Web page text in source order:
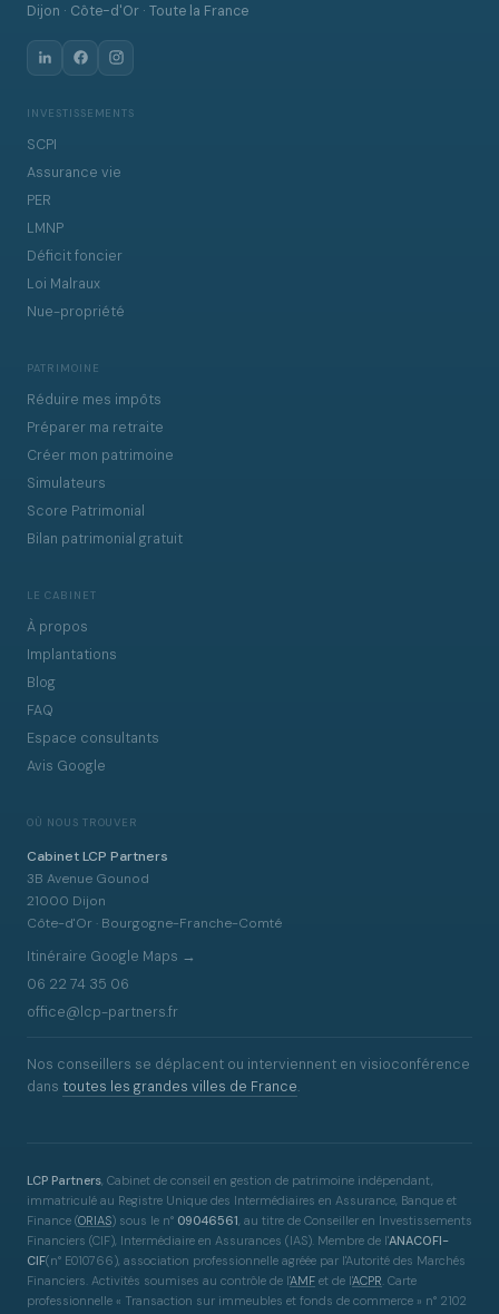
Dijon · Côte-d'Or · Toute la France
INVESTISSEMENTS
SCPI
Assurance vie
PER
LMNP
Déficit foncier
Loi Malraux
Nue-propriété
PATRIMOINE
Réduire mes impôts
Préparer ma retraite
Créer mon patrimoine
Simulateurs
Score Patrimonial
Bilan patrimonial gratuit
LE CABINET
À propos
Implantations
Blog
FAQ
Espace consultants
Avis Google
OÙ NOUS TROUVER
Cabinet LCP Partners
3B Avenue Gounod
21000 Dijon
Côte-d'Or · Bourgogne-Franche-Comté
Itinéraire Google Maps →
06 22 74 35 06
office@lcp-partners.fr
Nos conseillers se déplacent ou interviennent en visioconférence
dans toutes les grandes villes de France.
LCP Partners , Cabinet de conseil en gestion de patrimoine indépendant,
immatriculé au Registre Unique des Intermédiaires en Assurance, Banque et
Finance (ORIAS) sous le n° 09046561 , au titre de Conseiller en Investissements
Financiers (CIF), Intermédiaire en Assurances (IAS). Membre de l'ANACOFI-
CIF(n° E010766), association professionnelle agréée par l'Autorité des Marchés
Financiers. Activités soumises au contrôle de l'AMF et de l'ACPR . Carte
professionnelle « Transaction sur immeubles et fonds de commerce » n° 2102